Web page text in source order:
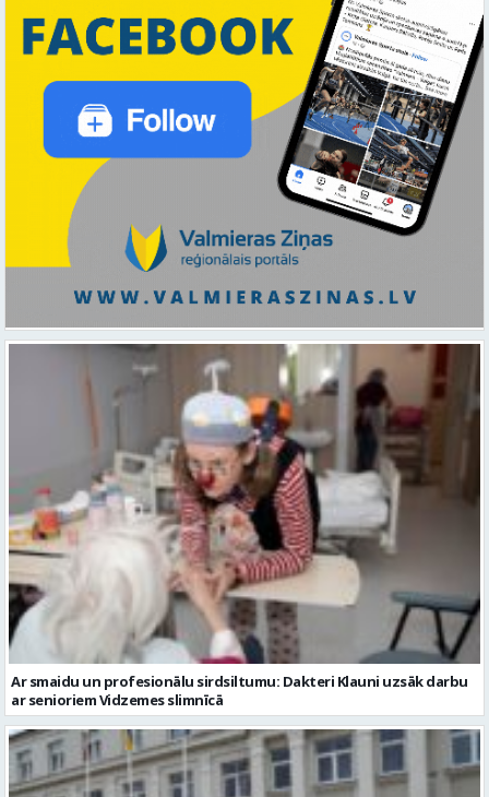
Ar smaidu un profesionālu sirdsiltumu: Dakteri Klauni uzsāk darbu
ar senioriem Vidzemes slimnīcā